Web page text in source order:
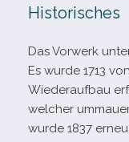
Historisches
Das Vorwerk
Es wurde 1713
Wiederaufbau
wel­cher
wurde 1837